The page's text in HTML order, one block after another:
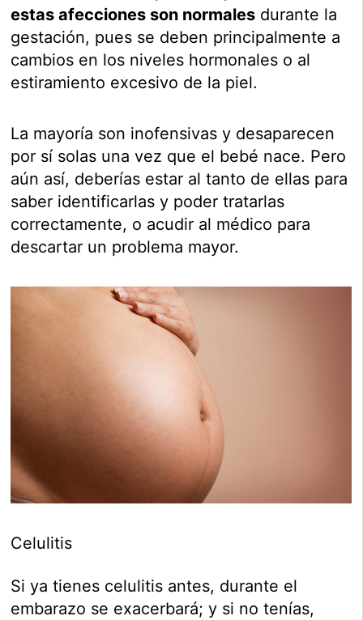
estas afecciones son normales durante la
gestación, pues se deben principalmente a
cambios en los niveles hormonales o al
estiramiento excesivo de la piel.
La mayoría son inofensivas y desaparecen
por sí solas una vez que el bebé nace. Pero
aún así, deberías estar al tanto de ellas para
saber identificarlas y poder tratarlas
correctamente, o acudir al médico para
descartar un problema mayor.
Celulitis
Si ya tienes celulitis antes, durante el
embarazo se exacerbará; y si no tenías,